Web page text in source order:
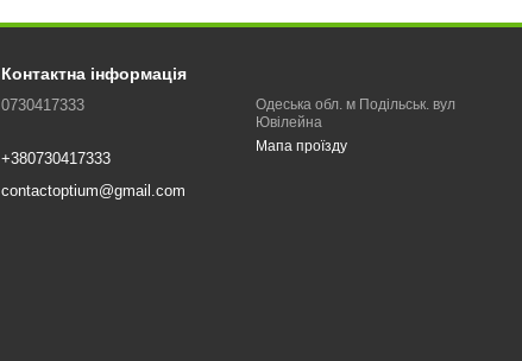
Контактна інформація
0730417333
+380730417333
contactoptium@gmail.com
Одеська обл. м Подільськ. вул
Ювілейна
Мапа проїзду